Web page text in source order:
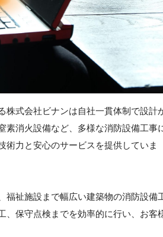
株式会社ビナンは自社一貫体制で設計
素消火設備など、多様な消防設備工事
術力と安心のサービスを提供していま
福祉施設まで幅広い建築物の消防設備
、保守点検までを効率的に行い、お客